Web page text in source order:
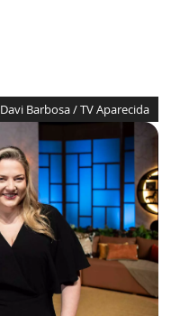
Davi Barbosa / TV Aparecida